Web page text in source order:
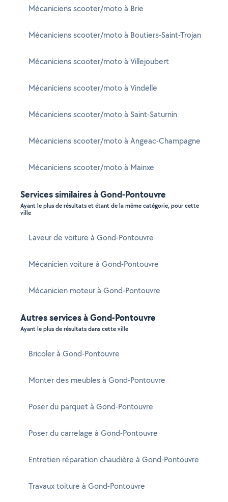
Mécaniciens scooter/moto à Brie
Mécaniciens scooter/moto à Boutiers-Saint-Trojan
Mécaniciens scooter/moto à Villejoubert
Mécaniciens scooter/moto à Vindelle
Mécaniciens scooter/moto à Saint-Saturnin
Mécaniciens scooter/moto à Angeac-Champagne
Mécaniciens scooter/moto à Mainxe
Services similaires à Gond-Pontouvre
Ayant le plus de résultats et étant de la même catégorie, pour cette
ville
Laveur de voiture à Gond-Pontouvre
Mécanicien voiture à Gond-Pontouvre
Mécanicien moteur à Gond-Pontouvre
Autres services à Gond-Pontouvre
Ayant le plus de résultats dans cette ville
Bricoler à Gond-Pontouvre
Monter des meubles à Gond-Pontouvre
Poser du parquet à Gond-Pontouvre
Poser du carrelage à Gond-Pontouvre
Entretien réparation chaudière à Gond-Pontouvre
Travaux toiture à Gond-Pontouvre